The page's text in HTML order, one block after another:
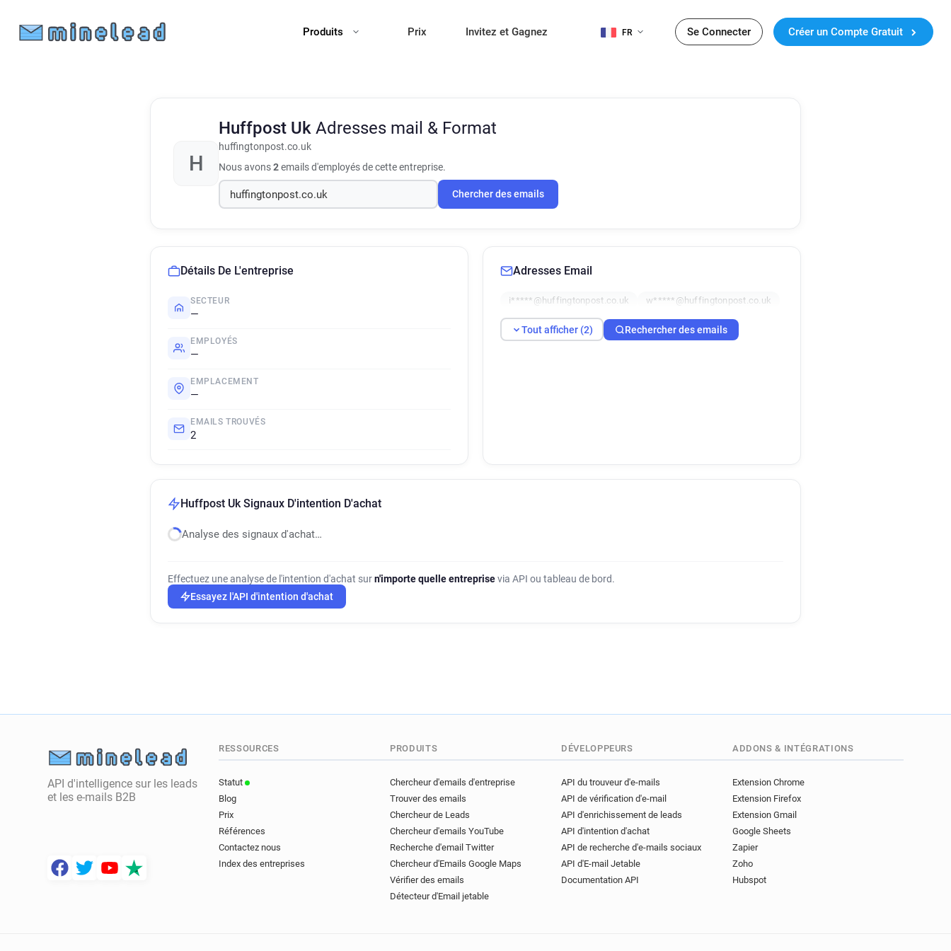
Produits Prix Invitez et Gagnez FR Se Connecter Créer un Compte Gratuit
H
Huffpost Uk Adresses mail & Format
huffingtonpost.co.uk
Nous avons2emails d'employés de cette entreprise.
Chercher des emails
Détails De L'entreprise
SECTEUR
—
EMPLOYÉS
—
EMPLACEMENT
—
EMAILS TROUVÉS
2
Adresses Email
i*****@huffingtonpost.co.uk w*****@huffingtonpost.co.uk
Tout afficher (2) Rechercher des emails
Huffpost Uk Signaux D'intention D'achat
Analyse des signaux d'achat…
Effectuez une analyse de l'intention d'achat surn'importe quelle entreprisevia API ou tableau de bord.
Essayez l'API d'intention d'achat
API d'intelligence sur les leads
et les e-mails B2B
RESSOURCES
Statut
Blog
Prix
Références
Contactez nous
Index des entreprises
PRODUITS
Chercheur d'emails d'entreprise
Trouver des emails
Chercheur de Leads
Chercheur d'emails YouTube
Recherche d'email Twitter
Chercheur d'Emails Google Maps
Vérifier des emails
Détecteur d'Email jetable
DÉVELOPPEURS
API du trouveur d'e-mails
API de vérification d'e-mail
API d'enrichissement de leads
API d'intention d'achat
API de recherche d'e-mails sociaux
API d'E-mail Jetable
Documentation API
ADDONS & INTÉGRATIONS
Extension Chrome
Extension Firefox
Extension Gmail
Google Sheets
Zapier
Zoho
Hubspot